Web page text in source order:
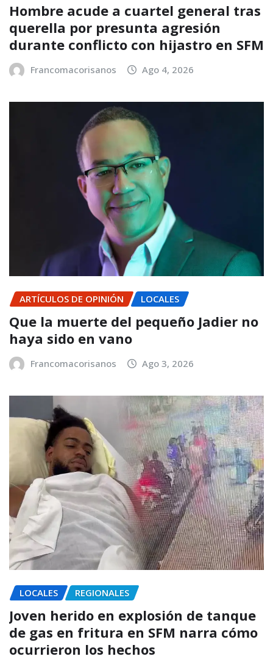
Hombre acude a cuartel general tras
querella por presunta agresión
durante conflicto con hijastro en SFM
Francomacorisanos Ago 4, 2026
ARTÍCULOS DE OPINIÓN LOCALES
Que la muerte del pequeño Jadier no
haya sido en vano
Francomacorisanos Ago 3, 2026
LOCALES REGIONALES
Joven herido en explosión de tanque
de gas en fritura en SFM narra cómo
ocurrieron los hechos